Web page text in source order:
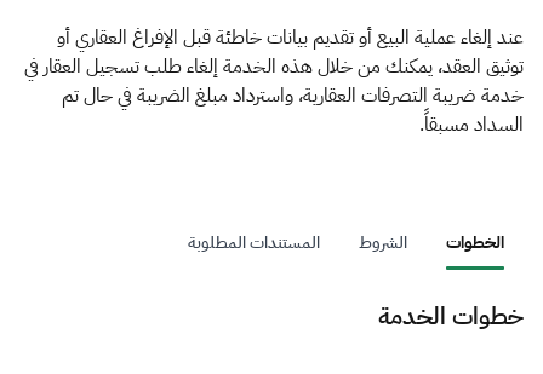
الزكاة الجمارك
ضريبة القيمة المضافة
الإقرار الضريبي
التصرفات العقارية
عند إلغاء عملية البيع أو تقديم بيانات خاطئة قبل الإفراغ العقاري أو
توثيق العقد، يمكنك من خلال هذه الخدمة إلغاء طلب تسجيل العقار في
خدمة ضريبة التصرفات العقارية، واسترداد مبلغ الضريبة في حال تم
السداد مسبقاً.
الخطوات الشروط المستندات المطلوبة
خطوات الخدمة